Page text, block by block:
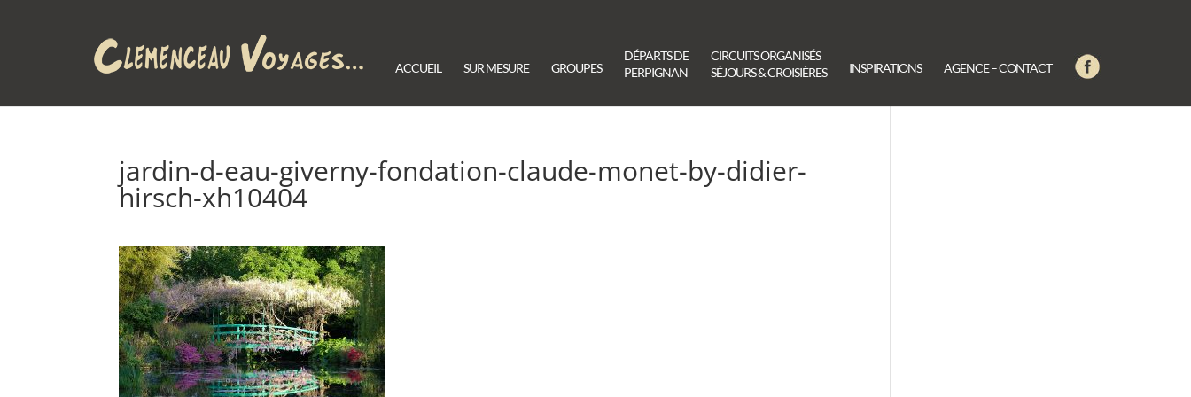
ACCUEIL SUR MESURE GROUPES
DÉPARTS DE
PERPIGNAN
CIRCUITS ORGANISÉS
SÉJOURS & CROISIÈRES
INSPIRATIONS AGENCE – CONTACT
jardin-d-eau-giverny-fondation-claude-monet-by-didier-
hirsch-xh10404